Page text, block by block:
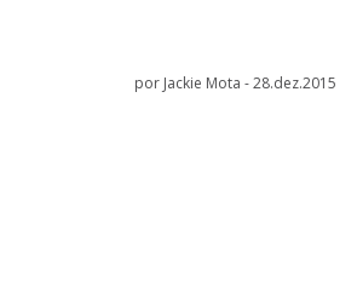
por Jackie Mota -28.dez.2015